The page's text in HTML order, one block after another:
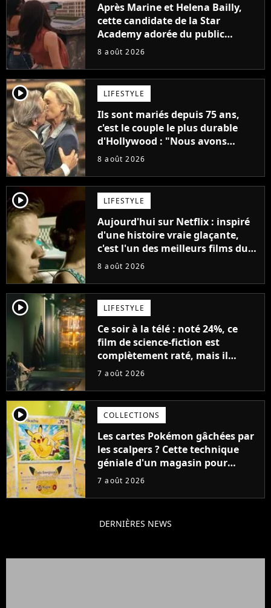
Après Marine et Helena Bailly,
cette candidate de la Star
Academy adorée du public
annonce son premier album,
8 août 2026
player2 LIFESTYLE
Ils sont mariés depuis 75 ans,
c'est le couple le plus durable
d'Hollywood : "Nous avons
avancé jour après jour, et les
décennies"
8 août 2026
player2 LIFESTYLE
Aujourd'hui sur Netflix : inspiré
d'une histoire vraie glaçante,
c'est l'un des meilleurs films du
21ème siècle
8 août 2026
player2 LIFESTYLE
Ce soir à la télé : noté 24%, ce
film de science-fiction est
complètement raté, mais il
aurait pu être encore pire à
7 août 2026
player2 COLLECTIONS
Les cartes Pokémon gâchées par
les scalpers ? Cette technique
géniale d'un magasin pour
ruiner les revendeurs
7 août 2026
DERNIÈRES NEWS